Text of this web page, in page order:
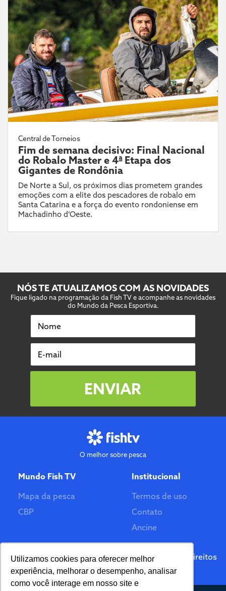
Utilizamos cookies para oferecer melhor
experiência, melhorar o desempenho, analisar
como você interage em nosso site e
Central de Torneios
Fim de semana decisivo: Final Nacional
do Robalo Master e 4ª Etapa dos
Gigantes de Rondônia
De Norte a Sul, os próximos dias prometem grandes
emoções com a elite dos pescadores de robalo em
Santa Catarina e a força do evento rondoniense em
Machadinho d’Oeste.
NÓS TE ATUALIZAMOS COM AS NOVIDADES
Fique ligado na programação da Fish TV e acompanhe as novidades
do Mundo da Pesca Esportiva.
Nome
E-mail
ENVIAR
O melhor sobre pesca
Mundo Fish TV
Mapa da pesca
CBP
Institucional
Termos de uso
Contato
Ancine
Feito por
© 2026 Fish TV - Todos Direitos
Reservados. Versão 2.0